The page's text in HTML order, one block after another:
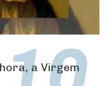
a Virgem